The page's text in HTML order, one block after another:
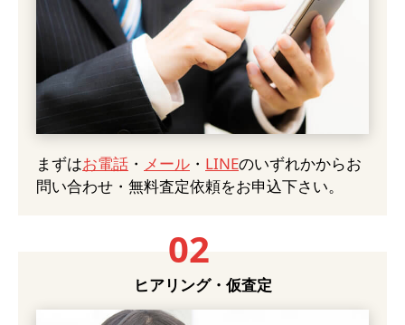
まずはお電話 ・ メール ・ LINEのいずれかからお
問い合わせ・無料査定依頼をお申込下さい。
02
ヒアリング・仮査定